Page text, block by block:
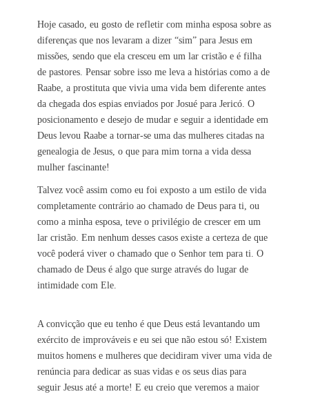
Hoje casado, eu gosto de refletir com minha esposa sobre as
diferenças que nos levaram a dizer “sim” para Jesus em
missões, sendo que ela cresceu em um lar cristão e é filha
de pastores. Pensar sobre isso me leva a histórias como a de
Raabe, a prostituta que vivia uma vida bem diferente antes
da chegada dos espias enviados por Josué para Jericó. O
posicionamento e desejo de mudar e seguir a identidade em
Deus levou Raabe a tornar-se uma das mulheres citadas na
genealogia de Jesus, o que para mim torna a vida dessa
mulher fascinante!
Talvez você assim como eu foi exposto a um estilo de vida
completamente contrário ao chamado de Deus para ti, ou
como a minha esposa, teve o privilégio de crescer em um
lar cristão. Em nenhum desses casos existe a certeza de que
você poderá viver o chamado que o Senhor tem para ti. O
chamado de Deus é algo que surge através do lugar de
intimidade com Ele.
A convicção que eu tenho é que Deus está levantando um
exército de improváveis e eu sei que não estou só! Existem
muitos homens e mulheres que decidiram viver uma vida de
renúncia para dedicar as suas vidas e os seus dias para
seguir Jesus até a morte! E eu creio que veremos a maior